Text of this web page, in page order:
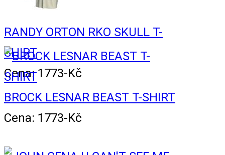
RANDY ORTON RKO SKULL T-
SHIRT
Cena: 1773-Kč
BROCK LESNAR BEAST T-SHIRT
Cena: 1773-Kč